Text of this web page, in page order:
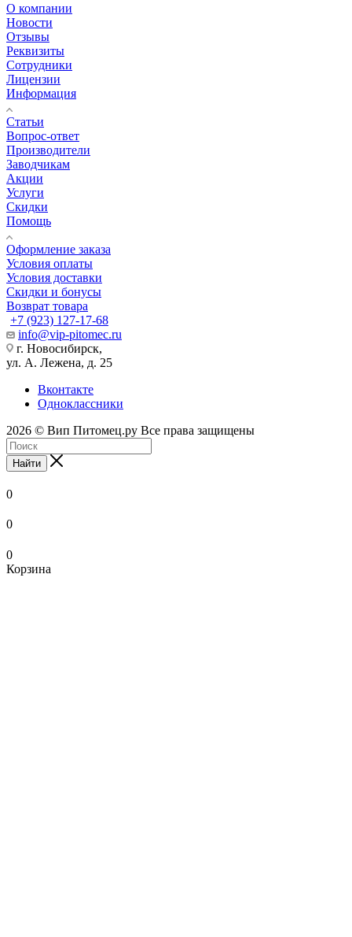
О компании
Новости
Отзывы
Реквизиты
Сотрудники
Лицензии
Информация
Статьи
Вопрос-ответ
Производители
Заводчикам
Акции
Услуги
Скидки
Помощь
Оформление заказа
Условия оплаты
Условия доставки
Скидки и бонусы
Возврат товара
+7 (923) 127-17-68
info@vip-pitomec.ru
г. Новосибирск,
ул. А. Лежена, д. 25
Вконтакте
Одноклассники
2026 © Вип Питомец.ру Все права защищены
Найти
0
0
0
Корзина